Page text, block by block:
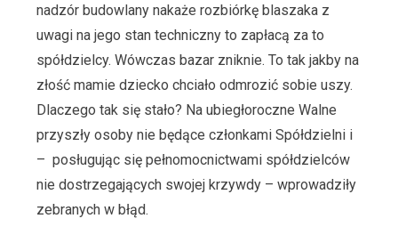
nadzór budowlany nakaże rozbiórkę blaszaka z
uwagi na jego stan techniczny to zapłacą za to
spółdzielcy. Wówczas bazar zniknie. To tak jakby na
złość mamie dziecko chciało odmrozić sobie uszy.
Dlaczego tak się stało? Na ubiegłoroczne Walne
przyszły osoby nie będące członkami Spółdzielni i
– posługując się pełnomocnictwami spółdzielców
nie dostrzegających swojej krzywdy – wprowadziły
zebranych w błąd.